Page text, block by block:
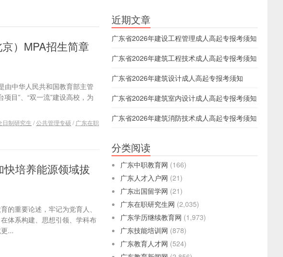
）MPA招生简章
由中华人民共和国教育部主管
目”、“双一流”建设高校，为
日制研究生 /公共管理专硕/ 广东在职
培养能源领域拔
的重要论述，牢记为党育人、
体系构建、思想引领、学科布
...
近期文章
广东省2026年建设工程管理成人高起专报考须知
广东省2026年建筑工程技术成人高起专报考须知
广东省2026年建筑设计成人高起专报考须知
广东省2026年建筑室内设计成人高起专报考须知
广东省2026年建筑消防技术成人高起专报考须知
分类阅读
广东中职教育网 (166)
广东人才入户网 (21)
广东出国留学网 (21)
广东在职研究生网 (2,035)
广东学历继续教育网 (1,973)
广东技能培训网 (878)
广东教育人才网 (524)